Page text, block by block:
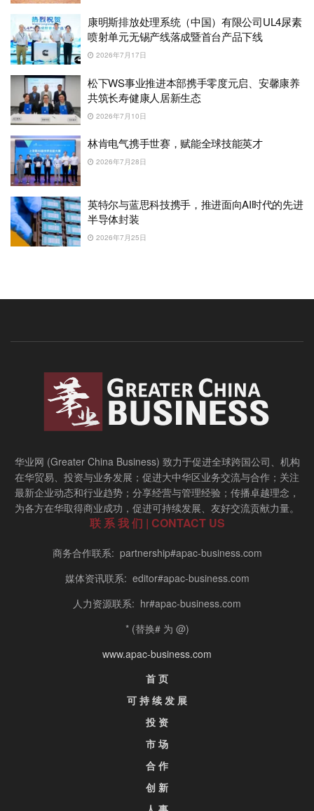
康明斯排放处理系统（中国）有限公司UL4尿素
喷射单元无锡产线落成暨首台产品下线
2026年7月17日
松下WS事业推进本部携手零度元启、安馨康养
共筑长寿健康人居新生态
2026年7月10日
林肯电气携手世赛，赋能全球技能英才
2026年7月28日
英特尔与蓝思科技携手，推进面向AI时代的先进
半导体封装
2026年7月25日
华业网 (Greater China Business) 致力于促进全球跨国公司、机构
在华贸易、投资与业务发展；促进大中华区业务交流与合作；关注
最新企业动态和行业趋势；分享经营与管理经验；传播卓越理念，
为各方在华取得商业成功，促进可持续发展、友好交流贡献力量。
联 系 我 们 | CONTACT US
商务合作联系: partnership#apac-business.com
媒体资讯联系: editor#apac-business.com
人力资源联系: hr#apac-business.com
* (替换# 为 @)
www.apac-business.com
首 页
可 持 续 发 展
投 资
市 场
合 作
创 新